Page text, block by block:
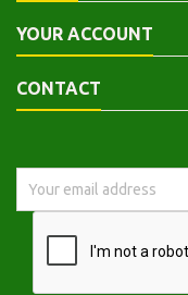
YOUR ACCOUNT
CONTACT